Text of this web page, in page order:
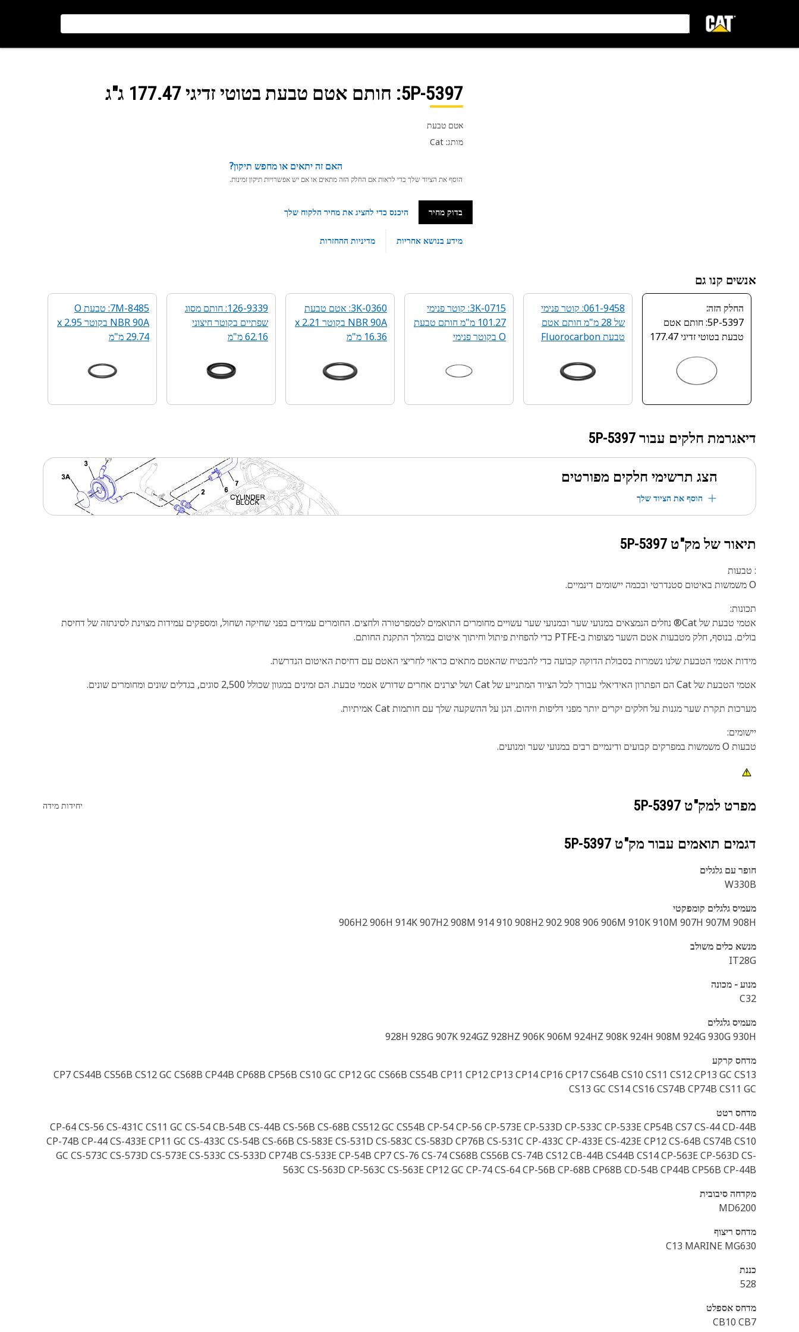
5P-5397: חותם אטם טבעת בטוטי זדיגי 177.47 ג"ג
אטם טבעת
מותג: Cat
האם זה יתאים או מחפש תיקון?
הוסף את הציוד שלך כדי לראות אם החלק הזה מתאים או אם יש אפשרויות תיקון זמינות.
בדוק מחיר היכנס כדי להציג את מחיר הלקוח שלך
מידע בנושא אחריות מדיניות ההחזרות
אנשים קנו גם
החלק הזה:
5P-5397: חותם אטם
טבעת בטוטי זדיגי 177.47
061-9458: קוטר פנימי
של 28 מ"מ חותם אטם
טבעת Fluorocarbon
3K-0715: קוטר פנימי
101.27 מ"מ חותם טבעת
O בקוטר פנימי
3K-0360: אטם טבעת
NBR 90A בקוטר 2.21 x
16.36 מ"מ
126-9339: חותם מסוג
שפתיים בקוטר חיצוני
62.16 מ"מ
7M-8485: טבעת O
NBR 90A בקוטר 2.95 x
29.74 מ"מ
דיאגרמת חלקים עבור 5P-5397
הצג תרשימי חלקים מפורטים
הוסף את הציוד שלך
תיאור של מק"ט 5P-5397
: טבעות
O משמשות באיטום סטנדרטי ובכמה יישומים דינמיים.
תכונות:
אטמי טבעת של Cat® נוזלים הנמצאים במנועי שער ובמנועי שער עשויים מחומרים התואמים לטמפרטורה ולחצים. החומרים עמידים בפני שחיקה ושחול, ומספקים עמידות מצוינת לסינתזה של דחיסת
בולים. בנוסף, חלק מטבעות אטם השער מצופות ב-PTFE כדי להפחית פיתול וחיתוך איטום במהלך התקנת החותם.
מידות אטמי הטבעת שלנו נשמרות בסבולת הדוקה קבועה כדי להבטיח שהאטם מתאים כראוי לחריצי האטם עם דחיסת האיטום הנדרשת.
אטמי הטבעת של Cat הם הפתרון האידיאלי עבורך לכל הציוד המתנייע של Cat ושל יצרנים אחרים שדורש אטמי טבעת. הם זמינים במגוון שכולל 2,500 סוגים, בגדלים שונים ומחומרים שונים.
מערכות תקרת שער מגנות על חלקים יקרים יותר מפני דליפות וזיהום. הגן על ההשקעה שלך עם חותמות Cat אמיתיות.
יישומים:
טבעות O משמשות במפרקים קבועים ודינמיים רבים במנועי שער ומנועים.
מפרט למק"ט 5P-5397 יחידות מידה
דגמים תואמים עבור מק"ט 5P-5397
חופר עם גלגלים
W330B
מעמיס גלגלים קומפקטי
906H2 906H 914K 907H2 908M 914 910 908H2 902 908 906 906M 910K 910M 907H 907M 908H
מנשא כלים משולב
IT28G
מנוע - מכונה
C32
מעמיס גלגלים
928H 928G 907K 924GZ 928HZ 906K 906M 924HZ 908K 924H 908M 924G 930G 930H
מדחס קרקע
CP7 CS44B CS56B CS12 GC CS68B CP44B CP68B CP56B CS10 GC CP12 GC CS66B CS54B CP11 CP12 CP13 CP14 CP16 CP17 CS64B CS10 CS11 CS12 CP13 GC CS13
CS13 GC CS14 CS16 CS74B CP74B CS11 GC
מדחס רטט
CP-64 CS-56 CS-431C CS11 GC CS-54 CB-54B CS-44B CS-56B CS-68B CS512 GC CS54B CP-54 CP-56 CP-573E CP-533D CP-533C CP-533E CP54B CS7 CS-44 CD-44B
CP-74B CP-44 CS-433E CP11 GC CS-433C CS-54B CS-66B CS-583E CS-531D CS-583C CS-583D CP76B CS-531C CP-433C CP-433E CS-423E CP12 CS-64B CS74B CS10
GC CS-573C CS-573D CS-573E CS-533C CS-533D CP74B CS-533E CP-54B CP7 CS-76 CS-74 CS68B CS56B CS-74B CS12 CB-44B CS44B CS14 CP-563E CP-563D CS-
563C CS-563D CP-563C CS-563E CP12 GC CP-74 CS-64 CP-56B CP-68B CP68B CD-54B CP44B CP56B CP-44B
מקדחה סיבובית
MD6200
מדחס ריצוף
C13 MARINE MG630
כננת
528
מדחס אספלט
CB10 CB7